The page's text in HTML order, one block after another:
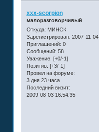
xxx-scorpion
малоразговорчивый
Откуда: МИНСК
Зарегистрирован: 2007-11-04
Приглашений: 0
Сообщений: 58
Уважение: [+0/-1]
Позитив: [+3/-1]
Провел на форуме:
3 дня 23 часа
Последний визит:
2009-08-03 16:54:35